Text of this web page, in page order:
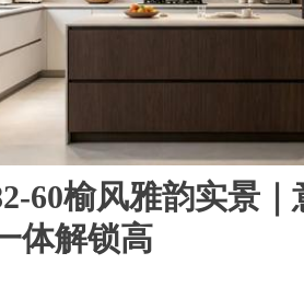
60榆风雅韵实景
体解锁高